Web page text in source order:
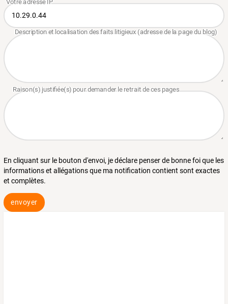
En cliquant sur le bouton d'envoi, je déclare penser de bonne foi que les
informations et allégations que ma notification contient sont exactes
et complètes.
envoyer